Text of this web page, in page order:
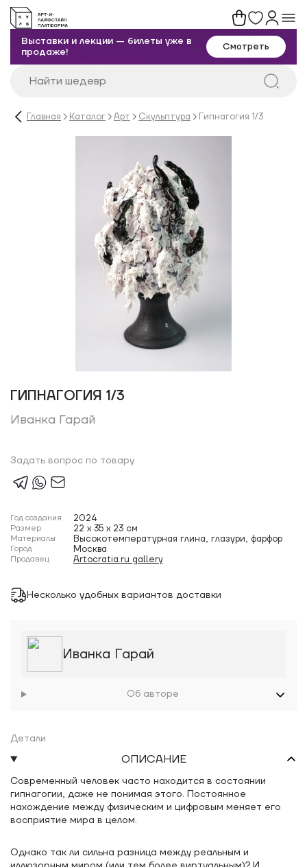
Выставки и лекции — билеты уже в
продаже!
Смотреть
Главная Каталог Арт Скульптура Гипнагогия 1/3
ГИПНАГОГИЯ 1/3
Иванка Гарай
Задать вопрос по товару
Год создания 2024
Размер 22 x 35 x 23 см
Материалы Высокотемпературная глина, глазури, фарфор
Город Москва
Продавец Artocratia.ru gallery
Несколько удобных вариантов доставки
Иванка Гарай
Об авторе
Детали
ОПИСАНИЕ
Современный человек часто находится в состоянии
гипнагогии, даже не понимая этого. Постоянное
нахождение между физическим и цифровым меняет его
восприятие мира в целом.
Однако так ли сильна разница между реальным и